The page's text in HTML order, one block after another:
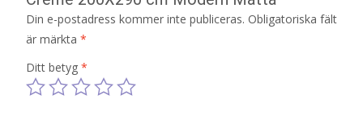
Din e-postadress kommer inte publiceras. Obligatoriska fält
är märkta *
Ditt betyg *